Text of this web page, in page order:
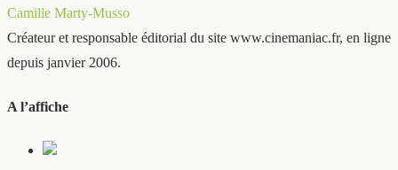
Camille Marty-Musso
Créateur et responsable éditorial du site www.cinemaniac.fr, en ligne
depuis janvier 2006.
A l’affiche